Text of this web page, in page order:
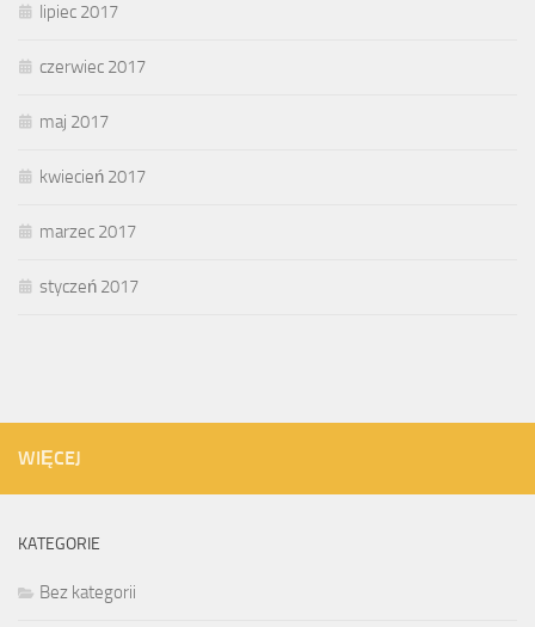
lipiec 2017
czerwiec 2017
maj 2017
kwiecień 2017
marzec 2017
styczeń 2017
WIĘCEJ
KATEGORIE
Bez kategorii